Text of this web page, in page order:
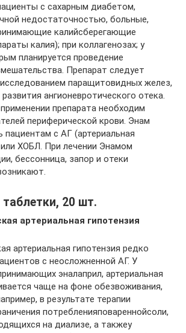
с сахарным диабетом,
недостаточностью, больные,
калийсберегающие
калия); при коллагенозах; у
планируется проведение
Препарат следует
паращитовидных желез,
ангионевротического отека.
препарата необходим
периферической крови. Энам
пациентам с АГ (артериальная
или ХОБЛ. При лечении Энамом
бессонница, запор и отеки
20 шт.
артериальная гипотензия
артериальная гипотензия редко
с неосложненной АГ. У
эналаприл, артериальная
чаще на фоне обезвоживания,
в результате терапии
потребленияповареннойсоли,
на диализе, а такжеу